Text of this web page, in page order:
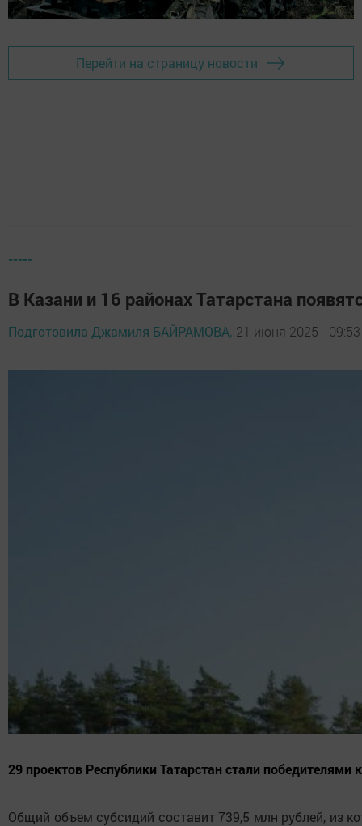
Перейти на страницу новости
-----
В Казани и 16 районах Татарстана
Подготовила Джамиля БАЙРАМОВА, 21 июня 2025 - 09:53
29 проектов Республики Татарстан стали
Общий объем субсидий составит 739,5 млн рублей, из